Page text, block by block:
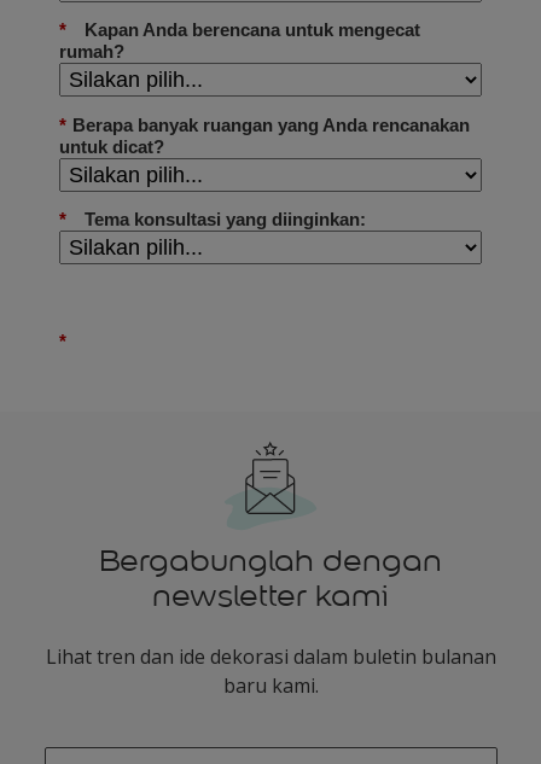
Bergabunglah dengan
newsletter kami
Lihat tren dan ide dekorasi dalam buletin bulanan
baru kami.